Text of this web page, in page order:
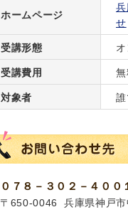
ホームページ
せ
受講形態
受講費用
対象者 誰
０７８－３０２－４００
〒650-0046 兵庫県神戸市